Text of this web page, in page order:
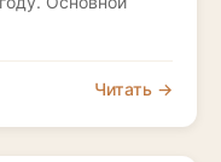
Читать →